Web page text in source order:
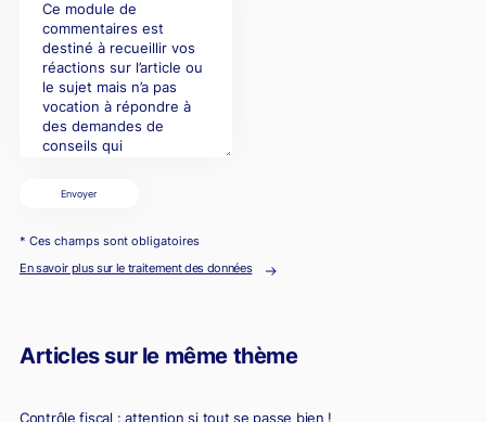
Envoyer
* Ces champs sont obligatoires
En savoir plus sur le traitement des données
Articles sur le même thème
Contrôle fiscal : attention si tout se passe bien !